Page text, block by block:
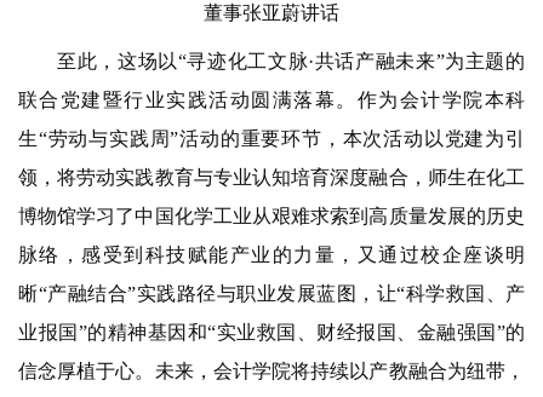
董事张亚蔚讲话
至此，这场以“寻迹化工文脉·共话产融未来”为主题的
联合党建暨行业实践活动圆满落幕。作为会计学院本科
生“劳动与实践周”活动的重要环节，本次活动以党建为引
领，将劳动实践教育与专业认知培育深度融合，师生在化工
博物馆学习了中国化学工业从艰难求索到高质量发展的历史
脉络，感受到科技赋能产业的力量，又通过校企座谈明
晰“产融结合”实践路径与职业发展蓝图，让“科学救国、产
业报国”的精神基因和“实业救国、财经报国、金融强国”的
信念厚植于心。未来，会计学院将持续以产教融合为纽带，